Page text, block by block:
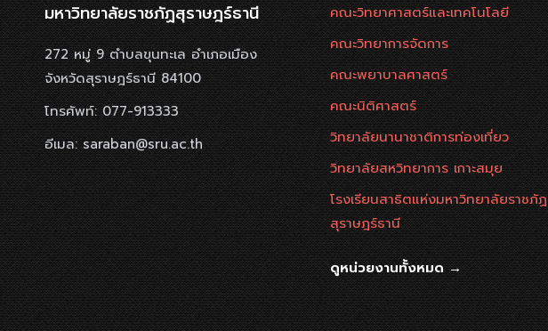
มหาวิทยาลัยราชภัฏสุราษฎร์ธานี
272 หมู่ 9 ตำบลขุนทะเล อำเภอเมือง
จังหวัดสุราษฎร์ธานี 84100
โทรศัพท์: 077-913333
อีเมล: saraban@sru.ac.th
คณะวิทยาศาสตร์และเทคโนโลยี
คณะวิทยาการจัดการ
คณะพยาบาลศาสตร์
คณะนิติศาสตร์
วิทยาลัยนานาชาติการท่องเที่ยว
วิทยาลัยสหวิทยาการ เกาะสมุย
โรงเรียนสาธิตแห่งมหาวิทยาลัยราชภัฏ
สุราษฎร์ธานี
ดูหน่วยงานทั้งหมด →